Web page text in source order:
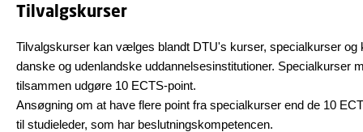
Tilvalgskurser
Tilvalgskurser kan vælges blandt DTU's kurser, specialkurser og
danske og udenlandske uddannelsesinstitutioner. Specialkurser
tilsammen udgøre 10 ECTS-point.
Ansøgning om at have flere point fra specialkurser end de 10
til studieleder, som har beslutningskompetencen.